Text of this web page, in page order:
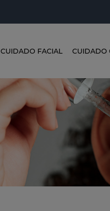
CUIDADO FACIAL CUIDADO